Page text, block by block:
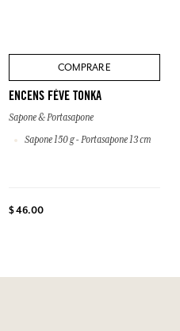
COMPRARE
ENCENS FÈVE TONKA
Sapone & Portasapone
Sapone 150 g - Portasapone 13 cm
$ 46.00